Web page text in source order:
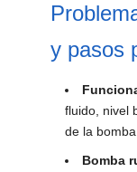
y pasos
fluido, nivel
de la
Bomba